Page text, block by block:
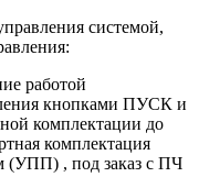
системой,
работой
кнопками ПУСК и
комплектации до
комплектация
(УПП) , под заказ с ПЧ